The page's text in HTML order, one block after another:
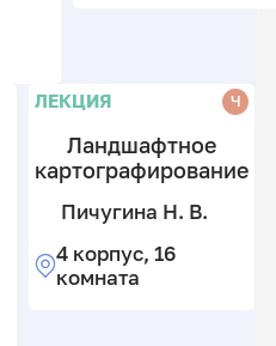
ЛЕКЦИЯ Ч
Ландшафтное
картографирование
Пичугина Н. В.
4 корпус, 16
комната